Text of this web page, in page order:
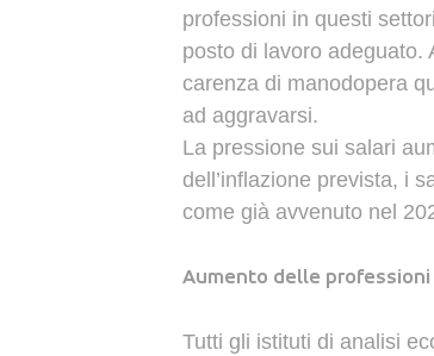
professioni in questi settori
posto di lavoro adeguato.
carenza di manodopera
ad aggravarsi.
La pressione sui salari
dell’inflazione prevista, i
come già avvenuto nel
Aumento delle professioni
Tutti gli istituti di analisi